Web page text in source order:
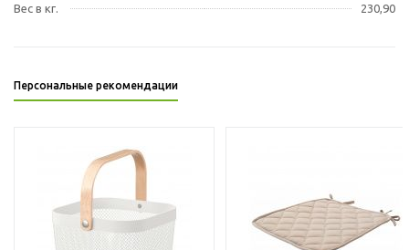
Вес в кг.
230,90
Персональные рекомендации